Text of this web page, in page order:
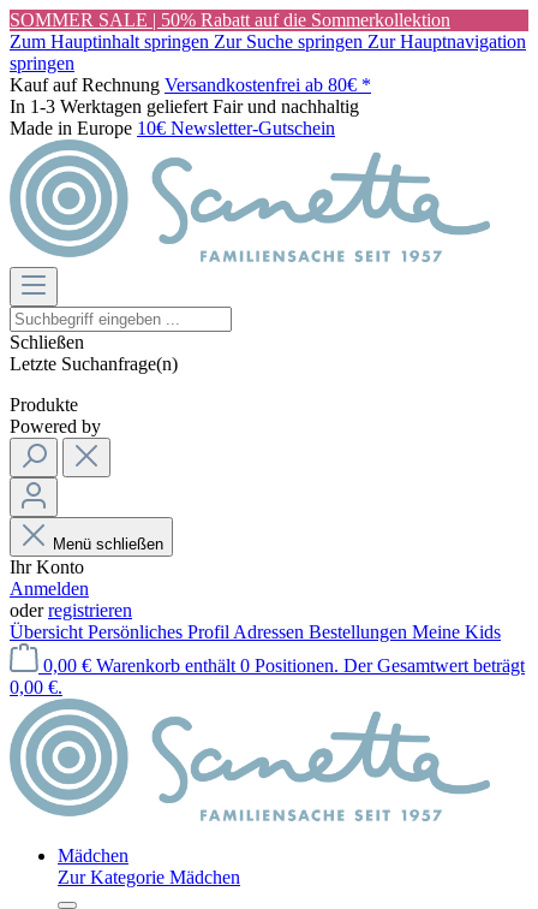
SOMMER SALE | 50% Rabatt auf die Sommerkollektion
Zum Hauptinhalt springen Zur Suche springen Zur Hauptnavigation
springen
Kauf auf Rechnung Versandkostenfrei ab 80€ *
In 1-3 Werktagen geliefert Fair und nachhaltig
Made in Europe 10€ Newsletter-Gutschein
Schließen
Letzte Suchanfrage(n)
Produkte
Powered by
Menü schließen
Ihr Konto
Anmelden
oderregistrieren
Übersicht Persönliches Profil Adressen Bestellungen Meine Kids
0,00 € Warenkorb enthält 0 Positionen. Der Gesamtwert beträgt
0,00 €.
Mädchen
Zur Kategorie Mädchen